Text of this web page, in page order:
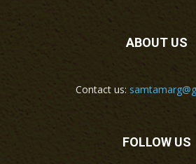
ABOUT US
Contact us:
FOLLOW US